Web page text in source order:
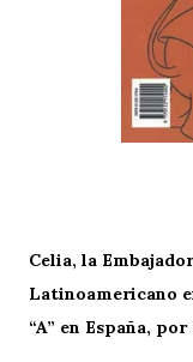
Celia, la
Latinoamericano
“A” en España,